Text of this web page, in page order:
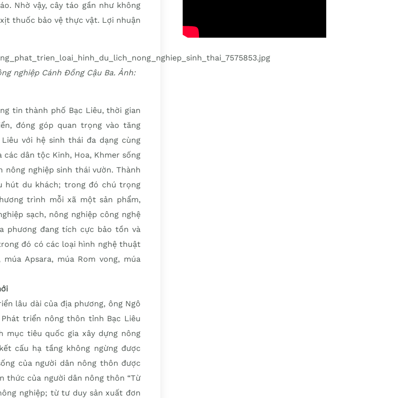
Nhờ vậy, cây táo gần như không
thuốc bảo vệ thực vật. Lợi nhuận
nghiệp Cánh Đồng Cậu Ba. Ảnh:
tin thành phố Bạc Liêu, thời gian
đóng góp quan trọng vào tăng
với hệ sinh thái đa dạng cùng
dân tộc Kinh, Hoa, Khmer sống
nghiệp sinh thái vườn. Thành
hút du khách; trong đó chú trọng
trình mỗi xã một sản phẩm,
sạch, nông nghiệp công nghệ
phương đang tích cực bảo tồn và
đó có các loại hình nghệ thuật
Apsara, múa Rom vong, múa
lâu dài của địa phương, ông Ngô
Phát triển nông thôn tỉnh Bạc Liêu
mục tiêu quốc gia xây dựng nông
cấu hạ tầng không ngừng được
của người dân nông thôn được
thức của người dân nông thôn “Từ
nghiệp; từ tư duy sản xuất đơn